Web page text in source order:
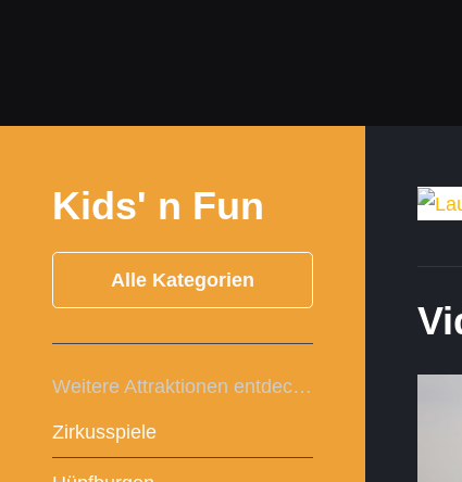
Kids' n Fun
Alle Kategorien
Weitere Attraktionen entdecken:
Zirkusspiele